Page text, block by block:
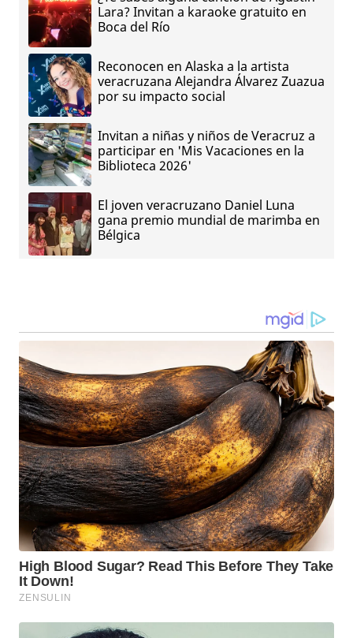
Lara? Invitan a karaoke gratuito en
Boca del Río
Reconocen en Alaska a la artista
veracruzana Alejandra Álvarez Zuazua
por su impacto social
Invitan a niñas y niños de Veracruz a
participar en 'Mis Vacaciones en la
Biblioteca 2026'
El joven veracruzano Daniel Luna
gana premio mundial de marimba en
Bélgica